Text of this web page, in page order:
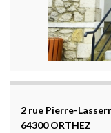
2 rue Pierre-
64300 ORTHEZ